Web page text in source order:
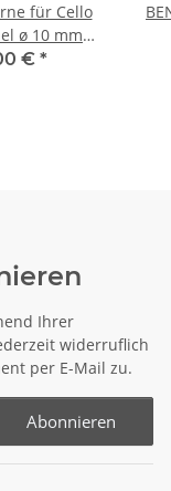
für Cello
ø 10 mm /
€ *
Ihrer
widerruflich
per E-Mail zu.
Abonnieren